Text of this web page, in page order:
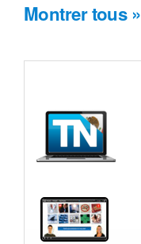
Montrer tous »